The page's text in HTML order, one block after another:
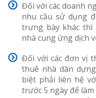
Đối với các doanh
nhu cầu sử dụng
trưng bày khác thì
nhà cung ứng dịch
Đối với các đơn vị
thuê nhà dàn
biệt phải liên hệ
trước 5 ngày để